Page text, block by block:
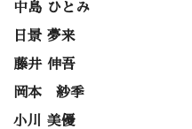
中島 ひとみ
日景 夢来
藤井 伸吾
岡本 紗季
小川 美優